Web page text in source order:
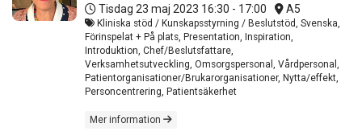
Tisdag 23 maj 2023 16:30 - 17:00 A5
Kliniska stöd / Kunskapsstyrning / Beslutstöd, Svenska,
Förinspelat + På plats, Presentation, Inspiration,
Introduktion, Chef/Beslutsfattare,
Verksamhetsutveckling, Omsorgspersonal, Vårdpersonal,
Patientorganisationer/Brukarorganisationer, Nytta/effekt,
Personcentrering, Patientsäkerhet
Mer information